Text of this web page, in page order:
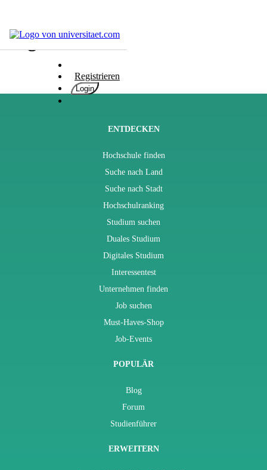
Registrieren
Login
Blog
ENTDECKEN
Hochschule finden
Suche nach Land
Suche nach Stadt
Hochschulranking
Studium suchen
Duales Studium
Digitales Studium
Interessentest
Unternehmen finden
Job suchen
Must-Haves-Shop
Job-Events
POPULÄR
Blog
Forum
Studienführer
ERWEITERN